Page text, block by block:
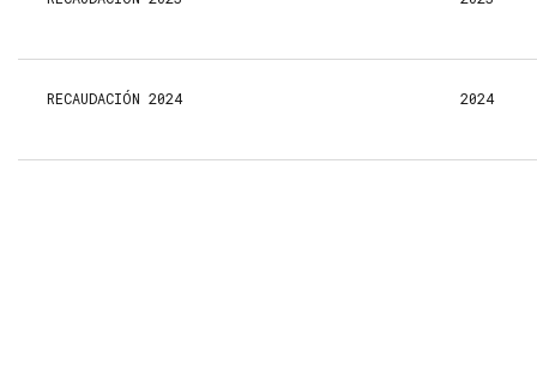
RECAUDACIÓN 2024 2024